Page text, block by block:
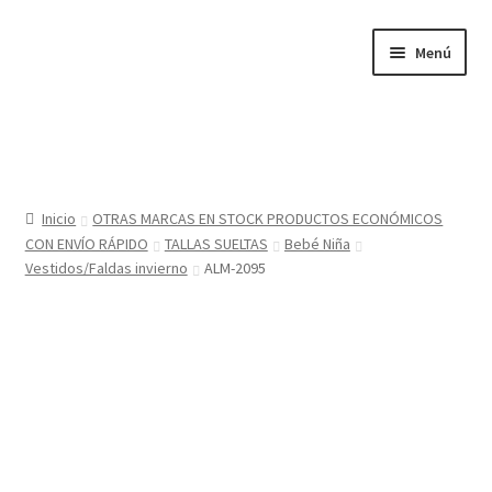
Menú
Sobre nosotros
Inicio
OTRAS MARCAS EN STOCK PRODUCTOS ECONÓMICOS
CON ENVÍO RÁPIDO
TALLAS SUELTAS
Bebé Niña
Vestidos/Faldas invierno
ALM-2095